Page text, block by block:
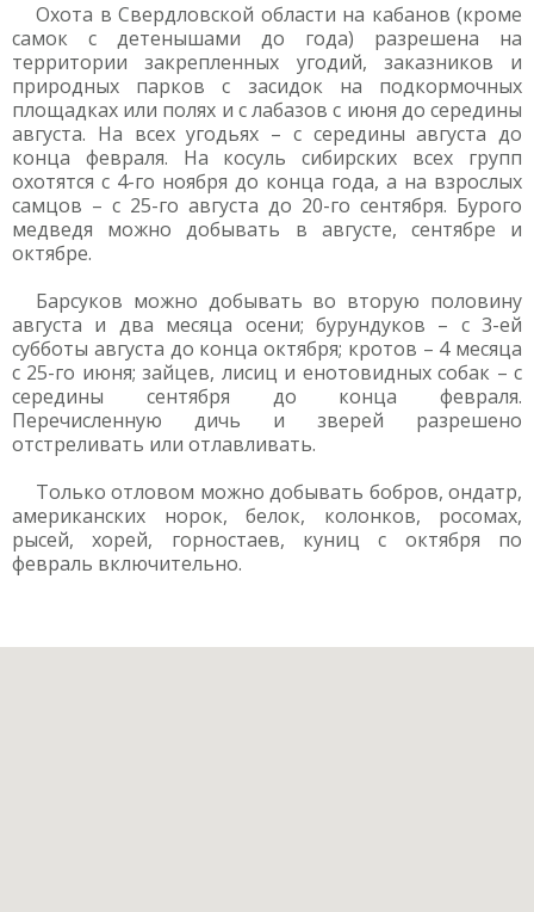
Охота в Свердловской области на кабанов (кроме
самок с детенышами до года) разрешена на
территории закрепленных угодий, заказников и
природных парков с засидок на подкормочных
площадках или полях и с лабазов с июня до середины
августа. На всех угодьях – с середины августа до
конца февраля. На косуль сибирских всех групп
охотятся с 4-го ноября до конца года, а на взрослых
самцов – с 25-го августа до 20-го сентября. Бурого
медведя можно добывать в августе, сентябре и
октябре.
Барсуков можно добывать во вторую половину
августа и два месяца осени; бурундуков – с 3-ей
субботы августа до конца октября; кротов – 4 месяца
с 25-го июня; зайцев, лисиц и енотовидных собак – с
середины сентября до конца февраля.
Перечисленную дичь и зверей разрешено
отстреливать или отлавливать.
Только отловом можно добывать бобров, ондатр,
американских норок, белок, колонков, росомах,
рысей, хорей, горностаев, куниц с октября по
февраль включительно.